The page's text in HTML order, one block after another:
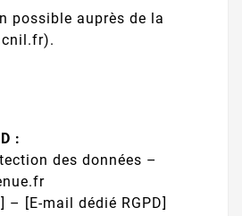
possible auprès de la
).
:
des données –
– [E-mail dédié RGPD]